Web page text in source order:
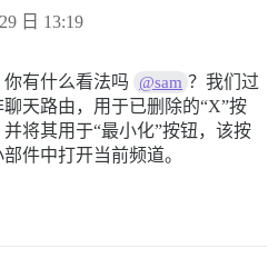
日 13:19
有什么看法吗 @sam ？我们过
天路由，用于已删除的“X”按
将其用于“最小化”按钮，该按
件中打开当前频道。